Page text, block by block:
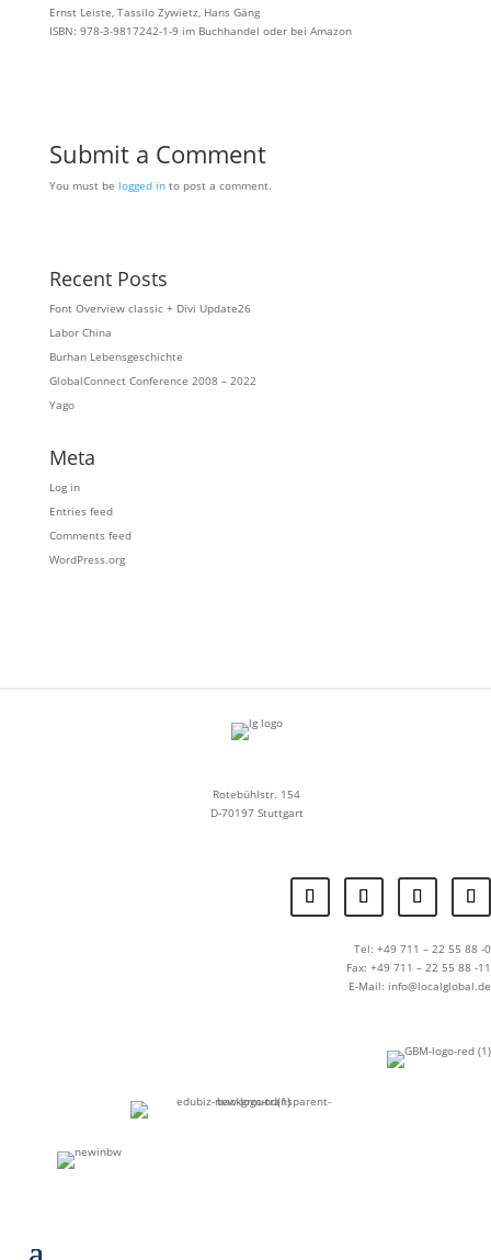
Ernst Leiste, Tassilo Zywietz, Hans Gäng
ISBN: 978-3-9817242-1-9 im Buchhandel oder bei Amazon
Submit a Comment
You must be logged into post a comment.
Recent Posts
Font Overview classic + Divi Update26
Labor China
Burhan Lebensgeschichte
GlobalConnect Conference 2008 – 2022
Yago
Meta
Log in
Entries feed
Comments feed
WordPress.org
Rotebühlstr. 154
D-70197 Stuttgart
Tel: +49 711 – 22 55 88 -0
Fax: +49 711 – 22 55 88 -11
E-Mail: info@localglobal.de